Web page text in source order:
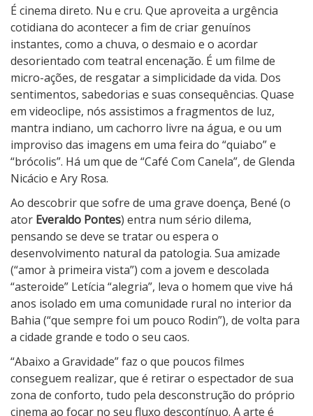
É cinema direto. Nu e cru. Que aproveita a urgência
cotidiana do acontecer a fim de criar genuínos
instantes, como a chuva, o desmaio e o acordar
desorientado com teatral encenação. É um filme de
micro-ações, de resgatar a simplicidade da vida. Dos
sentimentos, sabedorias e suas consequências. Quase
em videoclipe, nós assistimos a fragmentos de luz,
mantra indiano, um cachorro livre na água, e ou um
improviso das imagens em uma feira do “quiabo” e
“brócolis”. Há um que de “Café Com Canela”, de Glenda
Nicácio e Ary Rosa.
Ao descobrir que sofre de uma grave doença, Bené (o
ator Everaldo Pontes) entra num sério dilema,
pensando se deve se tratar ou espera o
desenvolvimento natural da patologia. Sua amizade
(“amor à primeira vista”) com a jovem e descolada
“asteroide” Letícia “alegria”, leva o homem que vive há
anos isolado em uma comunidade rural no interior da
Bahia (“que sempre foi um pouco Rodin”), de volta para
a cidade grande e todo o seu caos.
“Abaixo a Gravidade” faz o que poucos filmes
conseguem realizar, que é retirar o espectador de sua
zona de conforto, tudo pela desconstrução do próprio
cinema ao focar no seu fluxo descontínuo. A arte é